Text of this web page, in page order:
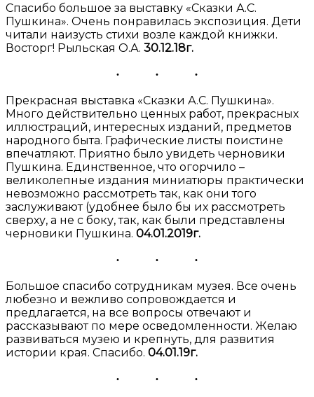
Спасибо большое за выставку «Сказки А.С.
Пушкина». Очень понравилась экспозиция. Дети
читали наизусть стихи возле каждой книжки.
Восторг! Рыльская О.А. 30.12.18г.
Прекрасная выставка «Сказки А.С. Пушкина».
Много действительно ценных работ, прекрасных
иллюстраций, интересных изданий, предметов
народного быта. Графические листы поистине
впечатляют. Приятно было увидеть черновики
Пушкина. Единственное, что огорчило –
великолепные издания миниатюры практически
невозможно рассмотреть так, как они того
заслуживают (удобнее было бы их рассмотреть
сверху, а не с боку, так, как были представлены
черновики Пушкина. 04.01.2019г.
Большое спасибо сотрудникам музея. Все очень
любезно и вежливо сопровождается и
предлагается, на все вопросы отвечают и
рассказывают по мере осведомленности. Желаю
развиваться музею и крепнуть, для развития
истории края. Спасибо. 04.01.19г.